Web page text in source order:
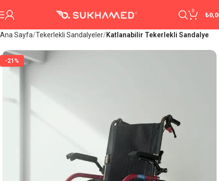
0
₺
Ana Sayfa Tekerlekli Sandalyeler Katlanabilir Tekerlekli Sandalye
-21%